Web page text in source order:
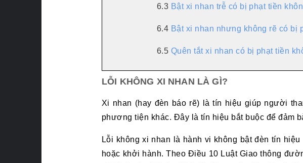
6.3 Bật xi nhan trễ có bị phạt tiền
6.4 Bật xi nhan nhưng không rẽ có bị
6.5 Quên tắt xi nhan có bị phạt tiền
LỖI KHÔNG XI NHAN LÀ GÌ?
Xi nhan (hay đèn báo rẽ) là tín hiệu giúp người
phương tiện khác. Đây là tín hiệu bắt buộc để đảm
Lỗi không xi nhan là hành vi không bật đèn tín
hoặc khởi hành. Theo Điều 10 Luật Giao thông